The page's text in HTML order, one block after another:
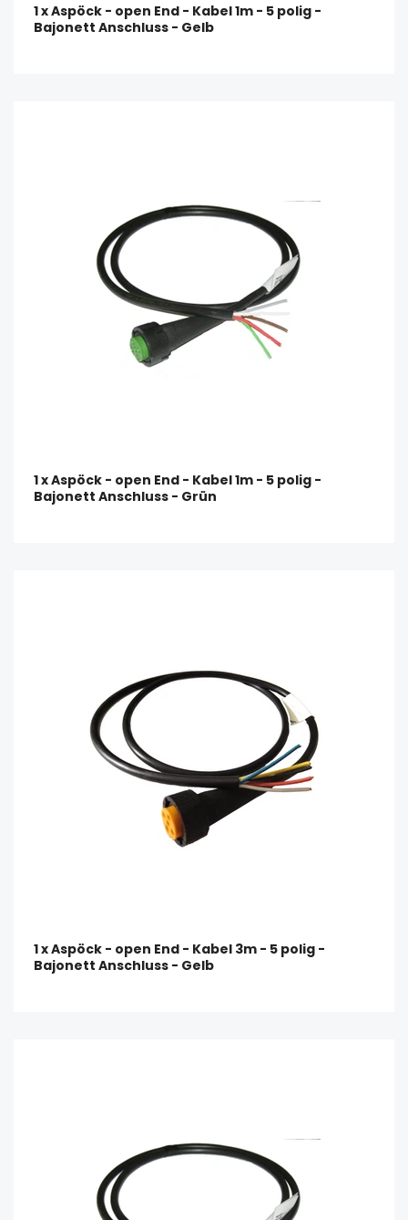
1 x Aspöck - open End - Kabel 1m - 5 polig -
Bajonett Anschluss - Gelb
1 x Aspöck - open End - Kabel 1m - 5 polig -
Bajonett Anschluss - Grün
1 x Aspöck - open End - Kabel 3m - 5 polig -
Bajonett Anschluss - Gelb